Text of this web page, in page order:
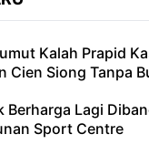
Kalah Prapid
Cien Siong Tanpa
Berharga Lagi
Sport Centre